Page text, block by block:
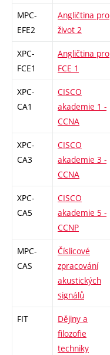
MPC-
EFE2
Angličtina pro
život 2
XPC-
FCE1
Angličtina pro
FCE 1
XPC-
CA1
CISCO
akademie 1 -
CCNA
XPC-
CA3
CISCO
akademie 3 -
CCNA
XPC-
CA5
CISCO
akademie 5 -
CCNP
MPC-
CAS
Číslicové
zpracování
akustických
signálů
FIT
Dějiny a
filozofie
techniky